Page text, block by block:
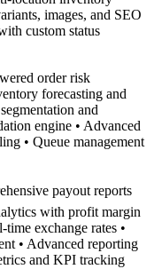
images, and SEO
custom status
order risk
forecasting and
and
engine • Advanced
• Queue management
payout reports
with profit margin
exchange rates •
• Advanced reporting
and KPI tracking